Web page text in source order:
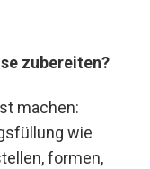
zubereiten?
machen:
wie
formen,